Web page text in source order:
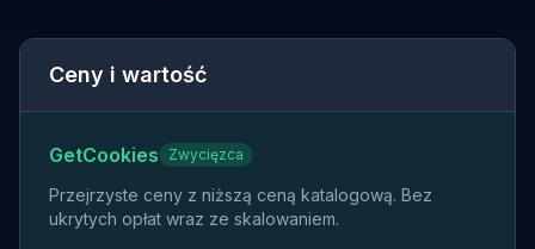
Ceny i wartość
GetCookies Zwycięzca
Przejrzyste ceny z niższą ceną katalogową. Bez
ukrytych opłat wraz ze skalowaniem.